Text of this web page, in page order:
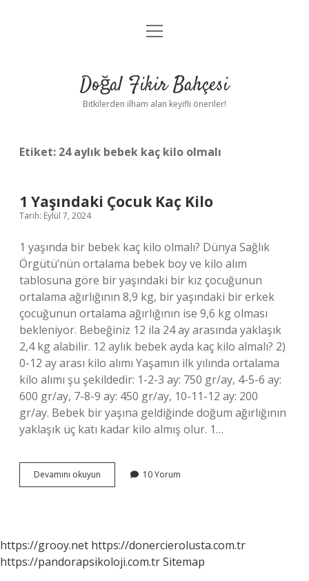
Anasayfa
Yasal Uyarı
menüyü
Doğal Fikir Bahçesi
Bitkilerden ilham alan keyifli öneriler!
Etiket: 24 aylık bebek kaç kilo olmalı
1 Yaşındaki Çocuk Kaç Kilo
Tarih: Eylül 7, 2024
1 yaşında bir bebek kaç kilo olmalı? Dünya Sağlık
Örgütü’nün ortalama bebek boy ve kilo alım
tablosuna göre bir yaşındaki bir kız çocuğunun
ortalama ağırlığının 8,9 kg, bir yaşındaki bir erkek
çocuğunun ortalama ağırlığının ise 9,6 kg olması
bekleniyor. Bebeğiniz 12 ila 24 ay arasında yaklaşık
2,4 kg alabilir. 12 aylık bebek ayda kaç kilo almalı? 2)
0-12 ay arası kilo alımı Yaşamın ilk yılında ortalama
kilo alımı şu şekildedir: 1-2-3 ay: 750 gr/ay, 4-5-6 ay:
600 gr/ay, 7-8-9 ay: 450 gr/ay, 10-11-12 ay: 200
gr/ay. Bebek bir yaşına geldiğinde doğum ağırlığının
yaklaşık üç katı kadar kilo almış olur. 1…
Devamını okuyun
Yaşındaki
10 Yorum
https://grooy.net https://donercierolusta.com.tr
https://pandorapsikoloji.com.trSitemap